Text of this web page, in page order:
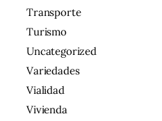
Transporte
Turismo
Uncategorized
Variedades
Vialidad
Vivienda